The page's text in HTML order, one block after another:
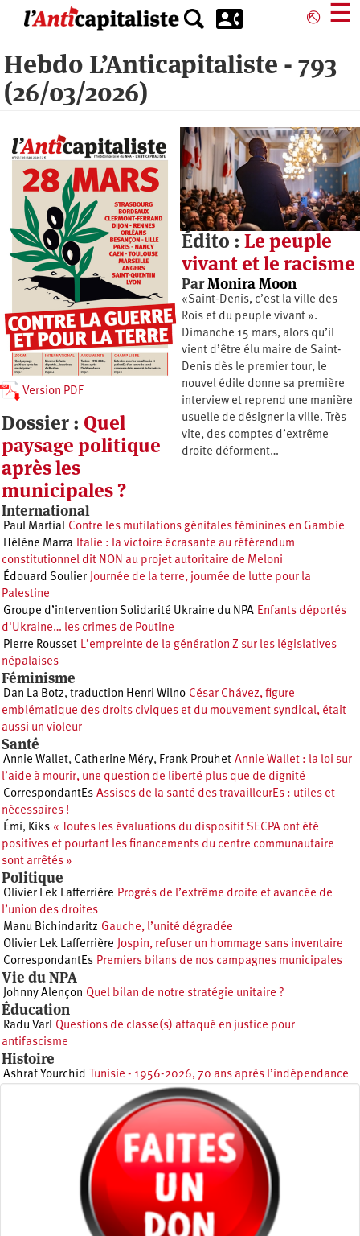
principal
⎋ ☰
Hebdo L’Anticapitaliste - 793
(26/03/2026)
Édito : Le peuple
vivant et le racisme
ParMonira Moon
«Saint-Denis, c’est la ville des
Rois et du peuple vivant ».
Dimanche 15 mars, alors qu’il
vient d’être élu maire de Saint-
Denis dès le premier tour, le
nouvel édile donne sa première
interview et reprend une manière
usuelle de désigner la ville. Très
vite, des comptes d’extrême
droite déforment…
Version PDF
Dossier : Quel
paysage politique
après les
municipales ?
International
Paul Martial Contre les mutilations génitales féminines en Gambie
Hélène Marra Italie : la victoire écrasante au référendum
constitutionnel dit NON au projet autoritaire de Meloni
Édouard Soulier Journée de la terre, journée de lutte pour la
Palestine
Groupe d’intervention Solidarité Ukraine du NPA Enfants déportés
d'Ukraine… les crimes de Poutine
Pierre Rousset L’empreinte de la génération Z sur les législatives
népalaises
Féminisme
Dan La Botz, traduction Henri Wilno César Chávez, figure
emblématique des droits civiques et du mouvement syndical, était
aussi un violeur
Santé
Annie Wallet, Catherine Méry, Frank Prouhet Annie Wallet : la loi sur
l’aide à mourir, une question de liberté plus que de dignité
CorrespondantEs Assises de la santé des travailleurEs : utiles et
nécessaires !
Émi, Kiks « Toutes les évaluations du dispositif SECPA ont été
positives et pourtant les financements du centre communautaire
sont arrêtés »
Politique
Olivier Lek Lafferrière Progrès de l’extrême droite et avancée de
l’union des droites
Manu Bichindaritz Gauche, l’unité dégradée
Olivier Lek Lafferrière Jospin, refuser un hommage sans inventaire
CorrespondantEs Premiers bilans de nos campagnes municipales
Vie du NPA
Johnny Alençon Quel bilan de notre stratégie unitaire ?
Éducation
Radu Varl Questions de classe(s) attaqué en justice pour
antifascisme
Histoire
Ashraf Yourchid Tunisie - 1956-2026, 70 ans après l’indépendance